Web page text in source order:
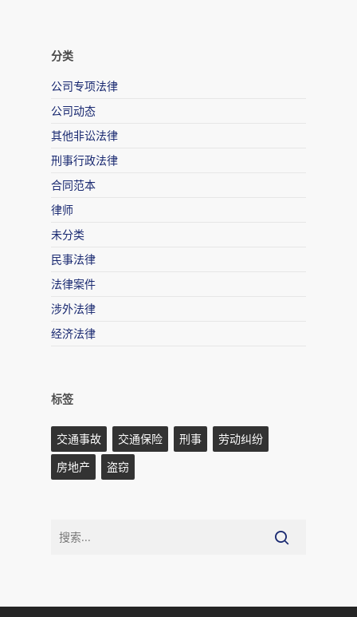
分类
公司专项法律
公司动态
其他非讼法律
刑事行政法律
合同范本
律师
未分类
民事法律
法律案件
涉外法律
经济法律
标签
交通事故 交通保险 刑事
劳动纠纷
房地产
盗窃